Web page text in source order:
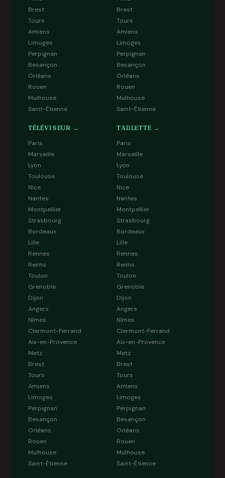
Brest
Tours
Amiens
Limoges
Perpignan
Besançon
Orléans
Rouen
Mulhouse
Saint-Étienne
Brest
Tours
Amiens
Limoges
Perpignan
Besançon
Orléans
Rouen
Mulhouse
Saint-Étienne
TÉLÉVISEUR →
Paris
Marseille
Lyon
Toulouse
Nice
Nantes
Montpellier
Strasbourg
Bordeaux
Lille
Rennes
Reims
Toulon
Grenoble
Dijon
Angers
Nîmes
Clermont-Ferrand
Aix-en-Provence
Metz
Brest
Tours
Amiens
Limoges
Perpignan
Besançon
Orléans
Rouen
Mulhouse
Saint-Étienne
TABLETTE →
Paris
Marseille
Lyon
Toulouse
Nice
Nantes
Montpellier
Strasbourg
Bordeaux
Lille
Rennes
Reims
Toulon
Grenoble
Dijon
Angers
Nîmes
Clermont-Ferrand
Aix-en-Provence
Metz
Brest
Tours
Amiens
Limoges
Perpignan
Besançon
Orléans
Rouen
Mulhouse
Saint-Étienne